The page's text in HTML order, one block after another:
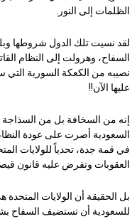
الظلمات إلى النور.
لقد نسيت تلك الدول شروطها
السفاح، وهرولت إلى النظام
نصيبه من الكعكة السورية
عليها الآن!!
إنه من السخافة بل من السذاجة
السعودية أصرت على عودة
في قمة جدة، تحدياً للولايات
العقوبات وتفرض عليه قانون
بل الحقيقة أن الولايات
للسعودية أن تستضيف السفاح